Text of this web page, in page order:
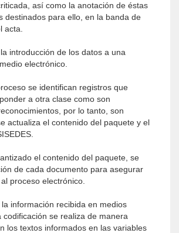
así como la anotación de éstas
destinados para ello, en la banda de
acta.
introducción de los datos a una
electrónico.
se identifican registros que
a otra clase como son
por lo tanto, son
actualiza el contenido del paquete y el
el contenido del paquete, se
de cada documento para asegurar
proceso electrónico.
información recibida en medios
codificación se realiza de manera
los textos informados en las variables